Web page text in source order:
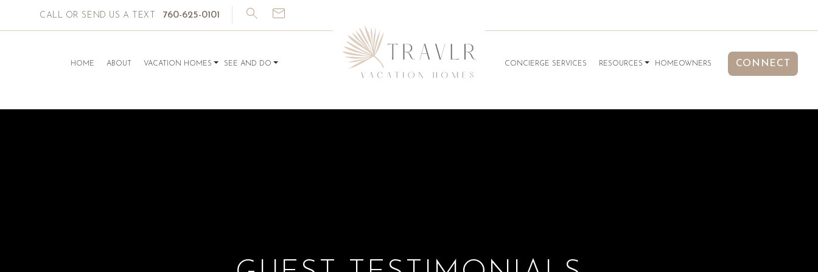
HOME ABOUT VACATION HOMES SEE AND DO
CALL OR SEND US A TEXT 760-625-0101
CONCIERGE SERVICES RESOURCES HOMEOWNERS CONNECT